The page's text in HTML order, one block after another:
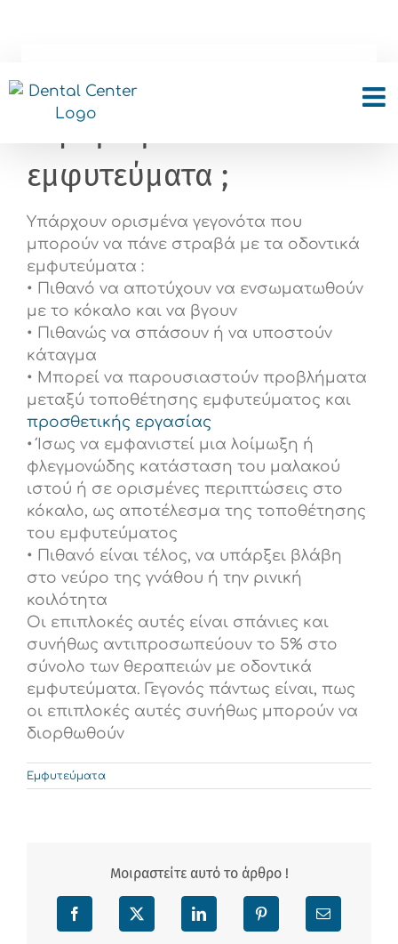
Τι μπορεί να πάει
στραβά με τα οδοντικά
εμφυτεύματα ;
Υπάρχουν ορισμένα γεγονότα που
μπορούν να πάνε στραβά με τα οδοντικά
εμφυτεύματα :
• Πιθανό να αποτύχουν να ενσωματωθούν
με το κόκαλο και να βγουν
• Πιθανώς να σπάσουν ή να υποστούν
κάταγμα
• Μπορεί να παρουσιαστούν προβλήματα
μεταξύ τοποθέτησης εμφυτεύματος και
προσθετικής εργασίας
• Ίσως να εμφανιστεί μια λοίμωξη ή
φλεγμονώδης κατάσταση του μαλακού
ιστού ή σε ορισμένες περιπτώσεις στο
κόκαλο, ως αποτέλεσμα της τοποθέτησης
του εμφυτεύματος
• Πιθανό είναι τέλος, να υπάρξει βλάβη
στο νεύρο της γνάθου ή την ρινική
κοιλότητα
Οι επιπλοκές αυτές είναι σπάνιες και
συνήθως αντιπροσωπεύουν το 5% στο
σύνολο των θεραπειών με οδοντικά
εμφυτεύματα. Γεγονός πάντως είναι, πως
οι επιπλοκές αυτές συνήθως μπορούν να
διορθωθούν
Εμφυτεύματα
Μοιραστείτε αυτό το άρθρο !
Facebook X LinkedIn Pinterest Email